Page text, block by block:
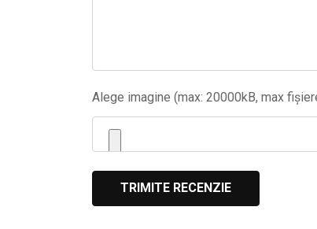
Alege imagine (max: 20000kB, max